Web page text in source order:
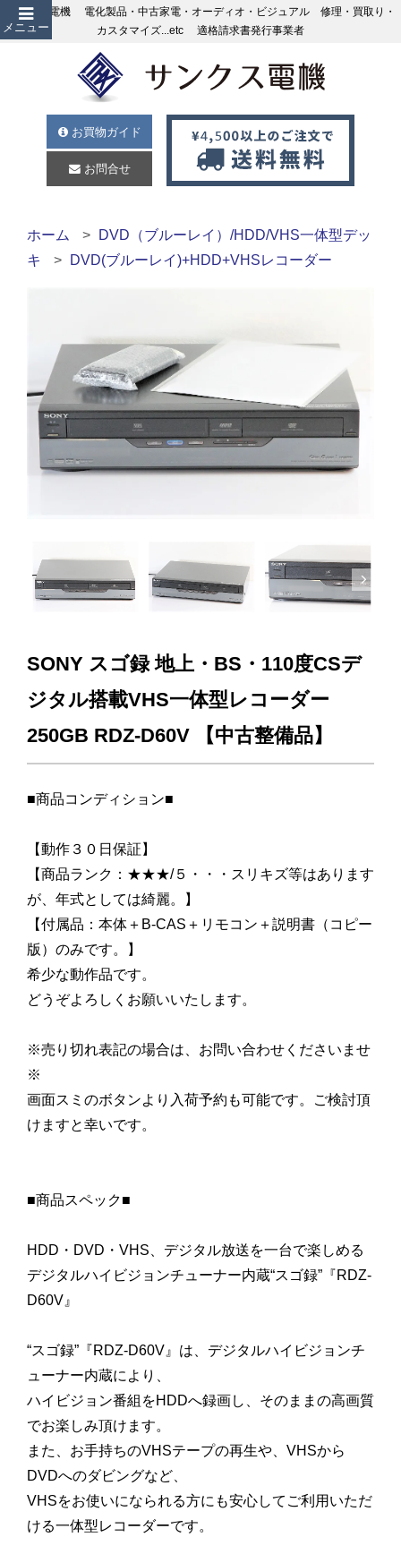
メニュー
サンクス電機 電化製品・中古家電・オーディオ・ビジュアル 修理・買取り・
カスタマイズ...etc 適格請求書発行事業者
お買物ガイド
お問合せ
ホーム
DVD（ブルーレイ）/HDD/VHS一体型デッ
キ
DVD(ブルーレイ)+HDD+VHSレコーダー
Next
SONY スゴ録 地上・BS・110度CSデ
ジタル搭載VHS一体型レコーダー
250GB RDZ-D60V 【中古整備品】
■商品コンディション■
【動作３０日保証】
【商品ランク：★★★/５・・・スリキズ等はあります
が、年式としては綺麗。】
【付属品：本体＋B-CAS＋リモコン＋説明書（コピー
版）のみです。】
希少な動作品です。
どうぞよろしくお願いいたします。
※売り切れ表記の場合は、お問い合わせくださいませ
※
画面スミのボタンより入荷予約も可能です。ご検討頂
けますと幸いです。
■商品スペック■
HDD・DVD・VHS、デジタル放送を一台で楽しめる
デジタルハイビジョンチューナー内蔵“スゴ録”『RDZ-
D60V』
“スゴ録”『RDZ-D60V』は、デジタルハイビジョンチ
ューナー内蔵により、
ハイビジョン番組をHDDへ録画し、そのままの高画質
でお楽しみ頂けます。
また、お手持ちのVHSテープの再生や、VHSから
DVDへのダビングなど、
VHSをお使いになられる方にも安心してご利用いただ
ける一体型レコーダーです。